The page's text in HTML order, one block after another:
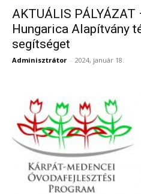
AKTUÁLIS
Hungarica Alapítvány
segítséget
Adminisztrátor - 2024, január 18.